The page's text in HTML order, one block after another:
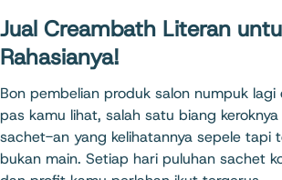
Jual Creambath Literan
Rahasianya!
Bon pembelian produk salon numpuk lagi
pas kamu lihat, salah satu biang
sachet-an yang kelihatannya sepele tapi
bukan main. Setiap hari puluhan sachet